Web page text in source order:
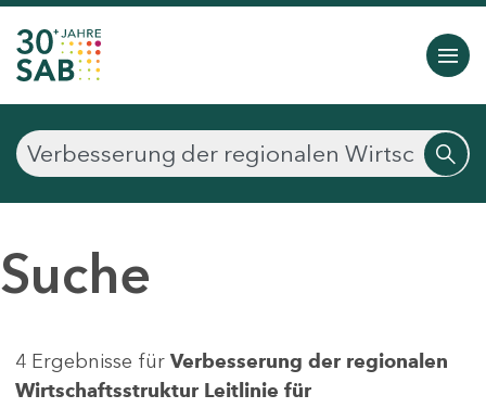
Suche
4 Ergebnisse für Verbesserung der regionalen
Wirtschaftsstruktur Leitlinie für